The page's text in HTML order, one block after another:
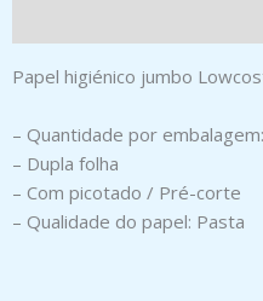
Papel higiénico jumbo
– Quantidade por
– Dupla folha
– Com picotado / Pré-corte
– Qualidade do papel: Pasta